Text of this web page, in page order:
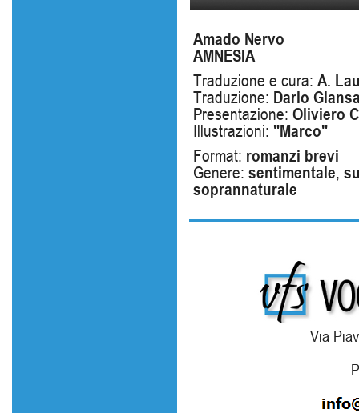
Amado Nervo
AMNESIA
Traduzione e cura: A.
Traduzione: Dario
Presentazione: Oliviero
Illustrazioni: "Marco"
Format: romanzi brevi
Genere: sentimentale,
soprannaturale
Via